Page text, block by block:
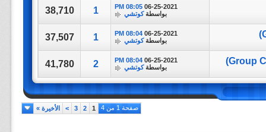
06-25-2021
08:05 PM
بواسطةكوتشي 1
38,710
06-25-2021
08:04 PM
بواسطةكوتشي 1
37,507
06-25-2021
08:04 PM
بواسطةكوتشي 2
41,780
صفحة 1 من 4 1
2
3
> الأخيرة »